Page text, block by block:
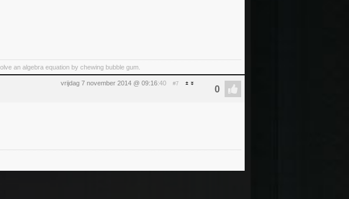
an algebra equation by chewing bubble gum.
vrijdag 7 november 2014 @ 09:16:40 #7